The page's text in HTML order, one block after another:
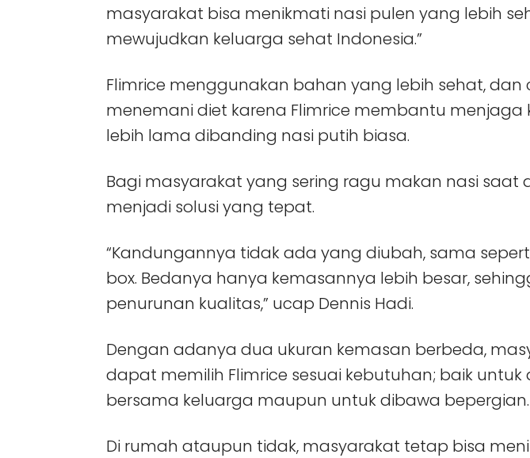
masyarakat bisa menikmati nasi pulen yang lebih
mewujudkan keluarga sehat Indonesia.”
Flimrice menggunakan bahan yang lebih sehat, dan
menemani diet karena Flimrice membantu menjaga
lebih lama dibanding nasi putih biasa.
Bagi masyarakat yang sering ragu makan nasi saat
menjadi solusi yang tepat.
“Kandungannya tidak ada yang diubah, sama
box. Bedanya hanya kemasannya lebih besar,
penurunan kualitas,” ucap Dennis Hadi.
Dengan adanya dua ukuran kemasan berbeda,
dapat memilih Flimrice sesuai kebutuhan; baik untuk
bersama keluarga maupun untuk dibawa bepergian.
Di rumah ataupun tidak, masyarakat tetap bisa